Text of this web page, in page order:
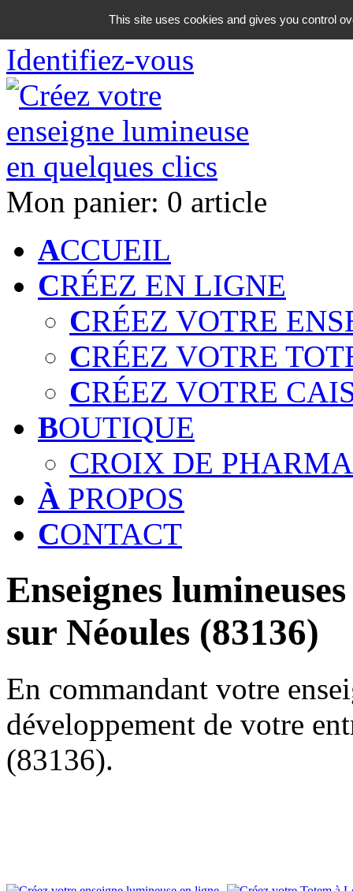
06 18 42 08 59
Identifiez-vous
Mon panier: 0 article
ACCUEIL
CRÉEZ EN LIGNE
CRÉEZ VOTRE
CRÉEZ VOTRE
CRÉEZ VOTRE
BOUTIQUE
CROIX DE
À PROPOS
CONTACT
Enseignes
sur Néoules (83136)
En commandant votre
développement de votre
(83136).
This site uses cookies and gives you control